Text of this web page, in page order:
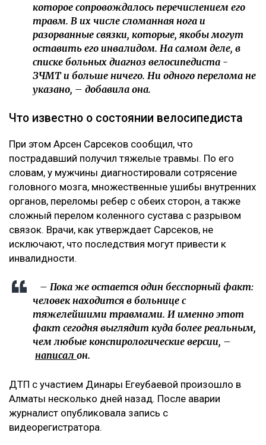
которое сопровождалось перечислением его
травм. В их числе сломанная нога и
разорванные связки, которые, якобы могут
оставить его инвалидом. На самом деле, в
списке больных диагноз велосипедиста -
ЗЧМТ и больше ничего. Ни одного перелома не
указано, – добавила она.
Что известно о состоянии велосипедиста
При этом Арсен Сарсеков сообщил, что
пострадавший получил тяжелые травмы. По его
словам, у мужчины диагностировали сотрясение
головного мозга, множественные ушибы внутренних
органов, переломы ребер с обеих сторон, а также
сложный перелом коленного сустава с разрывом
связок. Врачи, как утверждает Сарсеков, не
исключают, что последствия могут привести к
инвалидности.
– Пока же остается один бесспорный факт:
человек находится в больнице с
тяжелейшими травмами. И именно этот
факт сегодня выглядит куда более реальным,
чем любые конспирологические версии, –
написал он.
ДТП с участием Динары Егеубаевой произошло в
Алматы несколько дней назад. После аварии
журналист опубликовала запись с
видеорегистратора.